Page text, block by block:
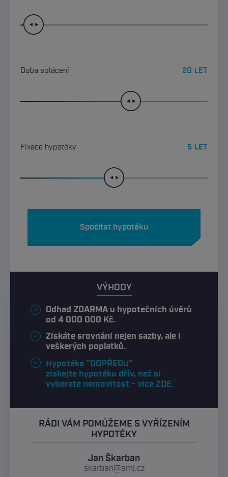
Doba splácení LET
20
Fixace hypotéky LET
5
Spočítat hypotéku
VÝHODY
Odhad ZDARMA u hypotečních úvěrů
od 4 000 000 Kč.
Získáte srovnání nejen sazby, ale i
veškerých poplatků.
Hypotéka "DOPŘEDU"
získejte hypotéku dřív, než si
vyberete nemovitost - více ZDE.
RÁDI VÁM POMŮŽEME S VYŘÍZENÍM
HYPOTÉKY
Jan Škarban
skarban@amj.cz